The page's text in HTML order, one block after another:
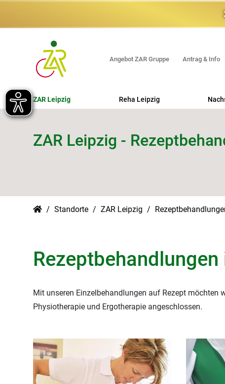
Angebot ZAR Gruppe Antrag & Info
ZAR Leipzig Reha Leipzig
Beruflich orientierte REHA (MBOR -
Hand REHA
Interdisziplinäre multimodale
ZAR Leipzig -
Standorte ZAR Leipzig
Mit unseren Einzelbehandlungen auf Rezept möchten
Physiotherapie und Ergotherapie angeschlossen.